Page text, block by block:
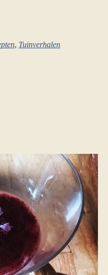
, Tuinverhalen